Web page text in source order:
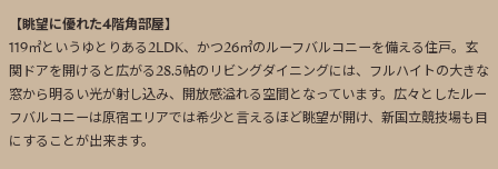
【眺望に優れた4階角部屋】
119㎡というゆとりある2LDK、かつ26㎡のルーフバルコニーを備える住戸。玄
関ドアを開けると広がる28.5帖のリビングダイニングには、フルハイトの大きな
窓から明るい光が射し込み、開放感溢れる空間となっています。広々としたルー
フバルコニーは原宿エリアでは希少と言えるほど眺望が開け、新国立競技場も目
にすることが出来ます。